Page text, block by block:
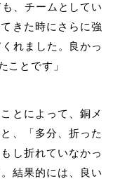
、チームとしてい
きた時にさらに強
れました。良かっ
ことです」
とによって、銅メ
、
「多分、折った
し折れていなかっ
結果的には、良い